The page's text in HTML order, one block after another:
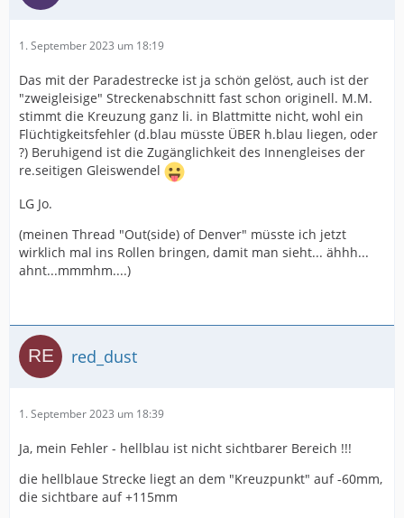
1. September 2023 um 18:19
Das mit der Paradestrecke ist ja schön gelöst, auch ist der
"zweigleisige" Streckenabschnitt fast schon originell. M.M.
stimmt die Kreuzung ganz li. in Blattmitte nicht, wohl ein
Flüchtigkeitsfehler (d.blau müsste ÜBER h.blau liegen, oder
?) Beruhigend ist die Zugänglichkeit des Innengleises der
re.seitigen Gleiswendel
LG Jo.
(meinen Thread "Out(side) of Denver" müsste ich jetzt
wirklich mal ins Rollen bringen, damit man sieht... ähhh...
ahnt...mmmhm....)
red_dust
1. September 2023 um 18:39
Ja, mein Fehler - hellblau ist nicht sichtbarer Bereich !!!
die hellblaue Strecke liegt an dem "Kreuzpunkt" auf -60mm,
die sichtbare auf +115mm